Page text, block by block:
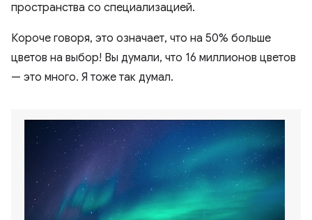
пространства со специализацией.
Короче говоря, это означает, что на 50% больше
цветов на выбор! Вы думали, что 16 миллионов цветов
— это много. Я тоже так думал.